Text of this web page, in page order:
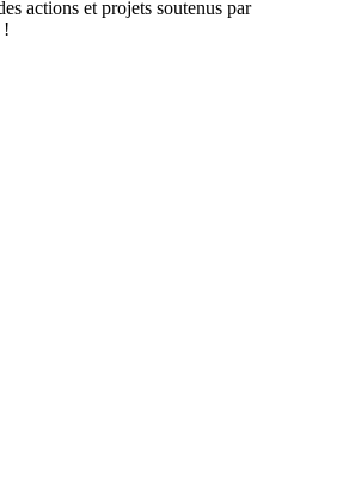
actions et projets soutenus par
!